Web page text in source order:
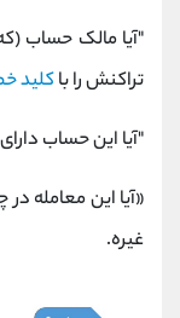
"آیا مالک حساب
تراکنش را باکلید
"آیا این حساب
«آیا این معامله
غیره.